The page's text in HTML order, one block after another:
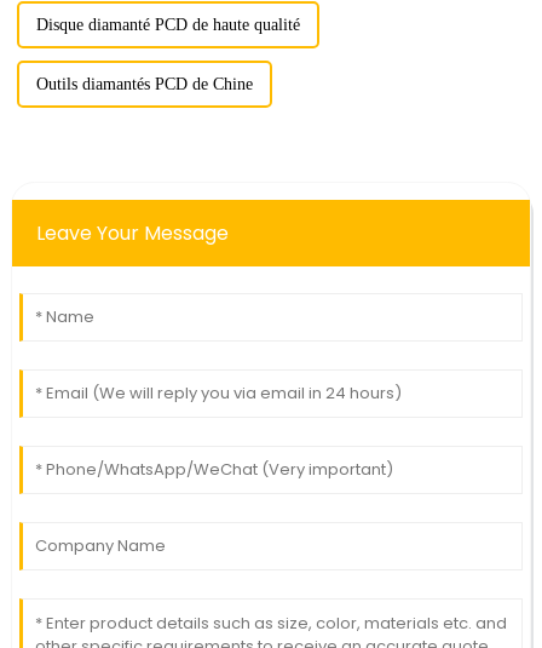
Disque diamanté PCD de haute qualité
Outils diamantés PCD de Chine
Leave Your Message